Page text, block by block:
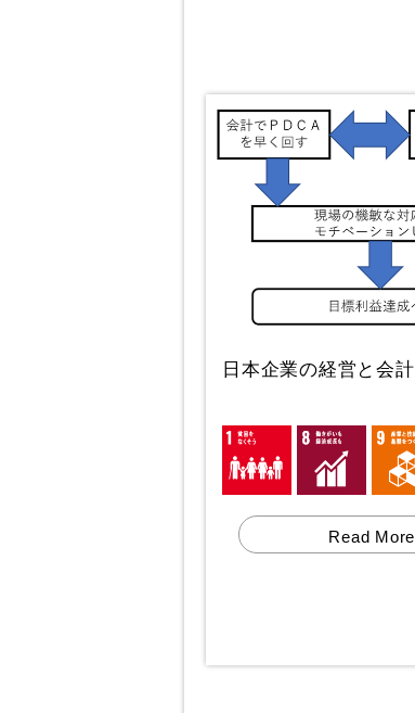
日本企業の経営と会計
Read More